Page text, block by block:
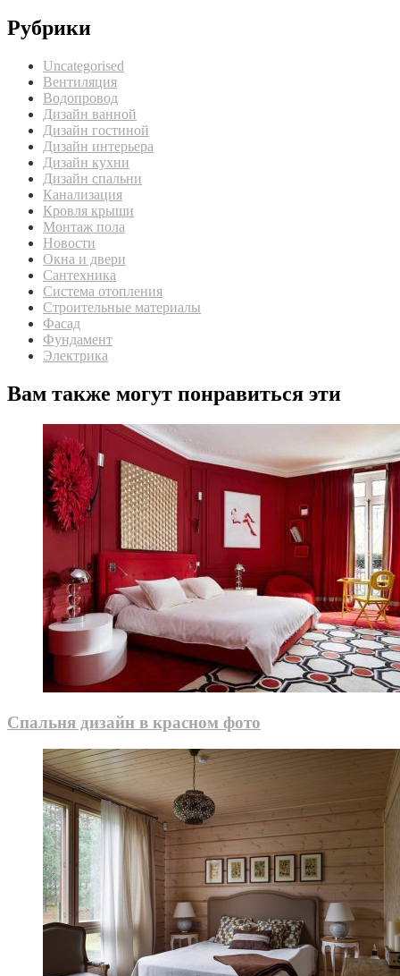
Рубрики
Uncategorised
Вентиляция
Водопровод
Дизайн ванной
Дизайн гостиной
Дизайн интерьера
Дизайн кухни
Дизайн спальни
Канализация
Кровля крыши
Монтаж пола
Новости
Окна и двери
Сантехника
Система отопления
Строительные материалы
Фасад
Фундамент
Электрика
Вам также могут понравиться эти
Спальня дизайн в красном фото